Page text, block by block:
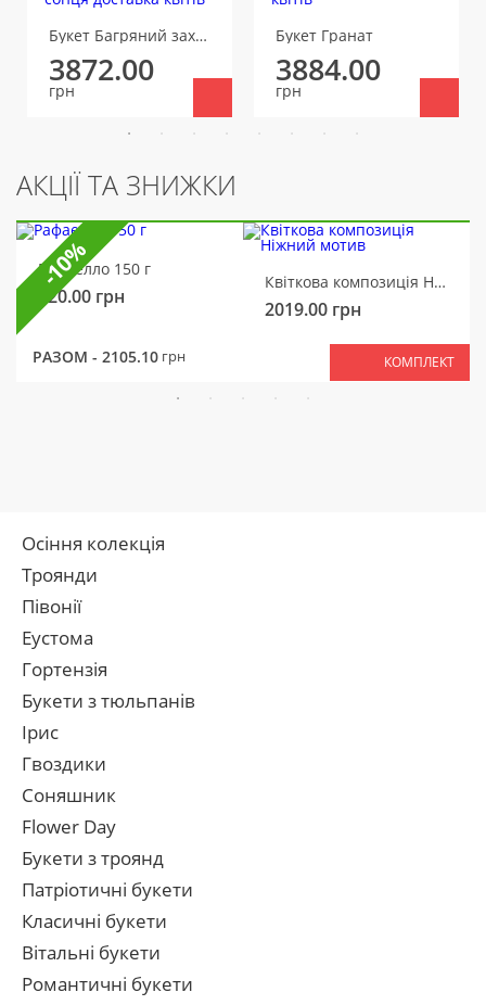
Букет Багряний захід сонця
3872.00
грн
Букет Гранат
3884.00
грн
АКЦІЇ ТА ЗНИЖКИ
Рафаелло 150 г
320.00 грн
Квіткова композиція Ніжний мотив
2019.00 грн
РАЗОМ - 2105.10 грн КОМПЛЕКТ
-10%
Осіння колекція
Троянди
Півонії
Еустома
Гортензія
Букети з тюльпанів
Ірис
Гвоздики
Соняшник
Flower Day
Букети з троянд
Патріотичні букети
Класичні букети
Вітальні букети
Романтичні букети